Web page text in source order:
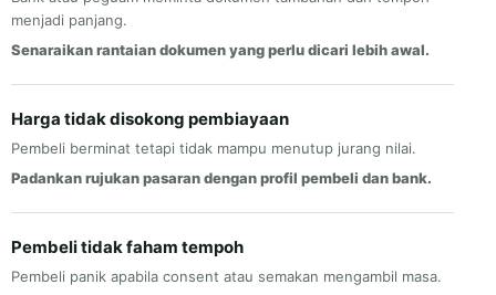
menjadi panjang.
Senaraikan rantaian dokumen yang perlu dicari lebih awal.
Harga tidak disokong pembiayaan
Pembeli berminat tetapi tidak mampu menutup jurang nilai.
Padankan rujukan pasaran dengan profil pembeli dan bank.
Pembeli tidak faham tempoh
Pembeli panik apabila consent atau semakan mengambil masa.